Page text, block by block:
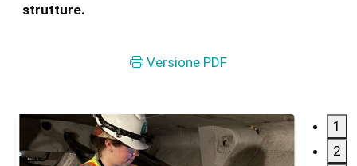
strutture.
Versione PDF
1
2